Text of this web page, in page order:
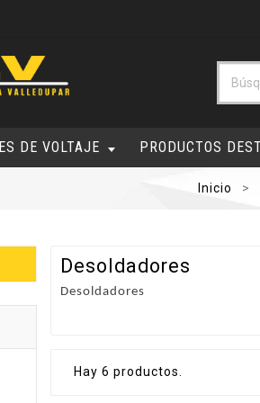
DE VOLTAJE PRODUCTOS
Inicio
-15%
Desoldadores
Desoldadores
Hay 6 productos.